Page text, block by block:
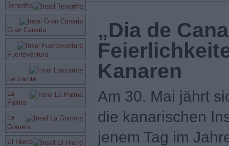
Teneriffa
Gran Canaria
Fuerteventura
Lanzarote
La
Palma
La
Gomera
El Hierro
„Dia de
Kanaren
Am 30. Mai jährt
die kanarischen
jenem Tag im